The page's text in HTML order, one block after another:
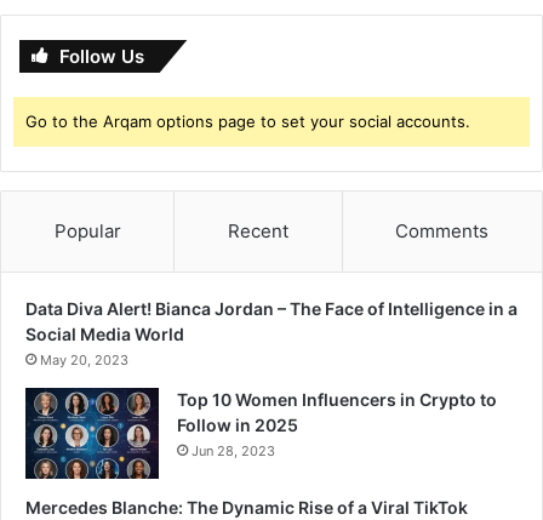
Follow Us
Go to the Arqam options page to set your social accounts.
Popular Recent Comments
Data Diva Alert! Bianca Jordan – The Face of Intelligence in a
Social Media World
May 20, 2023
Top 10 Women Influencers in Crypto to
Follow in 2025
Jun 28, 2023
Mercedes Blanche: The Dynamic Rise of a Viral TikTok